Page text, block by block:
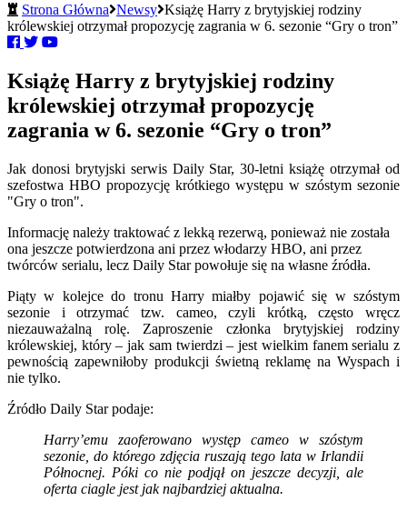
Strona Główna Newsy Książę Harry z brytyjskiej rodziny
królewskiej otrzymał propozycję zagrania w 6. sezonie “Gry o tron”
Książę Harry z brytyjskiej rodziny
królewskiej otrzymał propozycję
zagrania w 6. sezonie “Gry o tron”
Jak donosi brytyjski serwis Daily Star, 30-letni książę otrzymał od
szefostwa HBO propozycję krótkiego występu w szóstym sezonie
"Gry o tron".
Informację należy traktować z lekką rezerwą, ponieważ nie została
ona jeszcze potwierdzona ani przez włodarzy HBO, ani przez
twórców serialu, lecz Daily Star powołuje się na własne źródła.
Piąty w kolejce do tronu Harry miałby pojawić się w szóstym
sezonie i otrzymać tzw. cameo, czyli krótką, często wręcz
niezauważalną rolę. Zaproszenie członka brytyjskiej rodziny
królewskiej, który – jak sam twierdzi – jest wielkim fanem serialu z
pewnością zapewniłoby produkcji świetną reklamę na Wyspach i
nie tylko.
Źródło Daily Star podaje:
Harry’emu zaoferowano występ cameo w szóstym
sezonie, do którego zdjęcia ruszają tego lata w Irlandii
Północnej. Póki co nie podjął on jeszcze decyzji, ale
oferta ciagle jest jak najbardziej aktualna.